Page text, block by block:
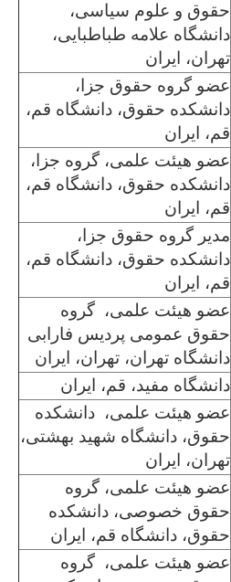
حقوق و علوم سیاسی،
دانشگاه علامه طباطبایی،
تهران، ایران
عضو گروه حقوق جزا،
دانشکده حقوق، دانشگاه قم،
قم، ایران
عضو هیئت علمی، گروه جزا،
دانشکده حقوق، دانشگاه قم،
قم، ایران
مدیر گروه حقوق جزا،
دانشکده حقوق، دانشگاه قم،
قم، ایران
عضو هیئت علمی، گروه
حقوق عمومی پردیس فارابی
دانشگاه تهران، تهران، ایران
دانشگاه مفید، قم، ایران
عضو هیئت علمی، دانشکده
حقوق، دانشگاه شهید بهشتی،
تهران، ایران
عضو هیئت علمی، گروه
حقوق خصوصی، دانشکده
حقوق، دانشگاه قم، ایران
عضو هیئت علمی، گروه